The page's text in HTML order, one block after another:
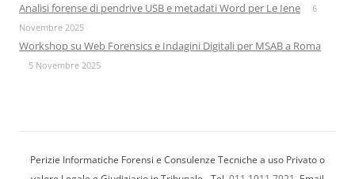
Analisi forense di pendrive USB e metadati Word per Le Iene
6
Novembre 2025
Workshop su Web Forensics e Indagini Digitali per MSAB a Roma
5 Novembre 2025
Perizie Informatiche Forensi e Consulenze Tecniche a uso Privato o